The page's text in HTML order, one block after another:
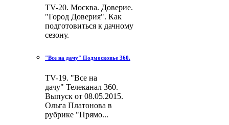
TV-20. Москва. Доверие.
"Город Доверия". Как
подготовиться к дачному
сезону.
"Все на дачу" Подмосковье 360.
TV-19. "Все на
дачу" Телеканал 360.
Выпуск от 08.05.2015.
Ольга Платонова в
рубрике "Прямо...